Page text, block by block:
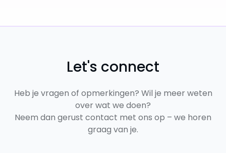
Let's connect
Heb je vragen of opmerkingen? Wil je meer weten
over wat we doen?
Neem dan gerust contact met ons op – we horen
graag van je.